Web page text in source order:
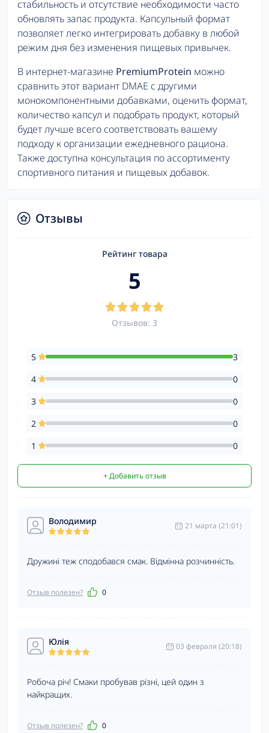
стабильность и отсутствие необходимости часто
обновлять запас продукта. Капсульный формат
позволяет легко интегрировать добавку в любой
режим дня без изменения пищевых привычек.
В интернет-магазине PremiumProtein можно
сравнить этот вариант DMAE с другими
монокомпонентными добавками, оценить формат,
количество капсул и подобрать продукт, который
будет лучше всего соответствовать вашему
подходу к организации ежедневного рациона.
Также доступна консультация по ассортименту
спортивного питания и пищевых добавок.
Отзывы
Рейтинг товара
5
Отзывов: 3
5
3
4
0
3
0
2
0
1
0
+ Добавить отзыв
Володимир 21 марта (21:01)
Дружині теж сподобався смак. Відмінна розчинність.
Отзыв полезен? 0
Юлія 03 февраля (20:18)
Робоча річ! Смаки пробував різні, цей один з
найкращих.
Отзыв полезен? 0